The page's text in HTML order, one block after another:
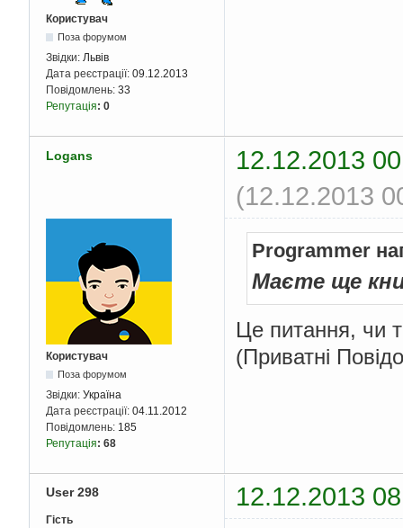
Користувач
Поза форумом
Звідки: Львів
Дата реєстрації: 09.12.2013
Повідомлень: 33
Репутація: 0
Logans
12.12.2013
(12.12.2013
Користувач
Поза форумом
Звідки: Україна
Дата реєстрації: 04.11.2012
Повідомлень: 185
Репутація: 68
Programmer
Маєте ще
Це питання, чи
(Приватні
User 298 12.12.2013
Гість